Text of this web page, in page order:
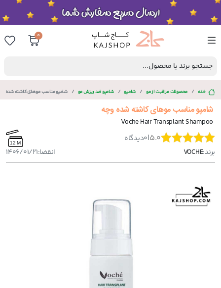
0
جستجو برند یا محصول...
خانه محصولات مراقبت از مو شامپو شامپو ضد ریزش مو شامپو مناسب موهای کاشته شده
شامپو مناسب موهای کاشته شده وچه
Voche Hair Transplant Shampoo
5.0
|
0دیدگاه 12 M
برند:VOCHE انقضا:1406/01/21